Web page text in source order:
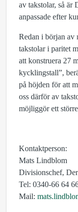
av takstolar, så är
anpassade efter
Redan i början av
takstolar i paritet
att konstruera 27
kycklingstall”,
på höjden för att
oss därför av
möjliggör ett
Kontaktperson:
Mats Lindblom
Divisionschef,
Tel: 0340-66 64
Mail: